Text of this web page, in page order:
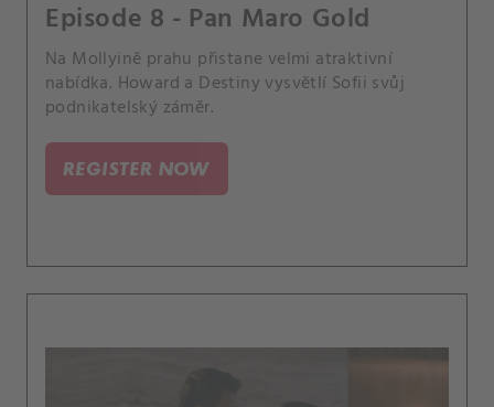
Episode 8 - Pan Maro Gold
Na Mollyině prahu přistane velmi atraktivní
nabídka. Howard a Destiny vysvětlí Sofii svůj
podnikatelský záměr.
REGISTER NOW